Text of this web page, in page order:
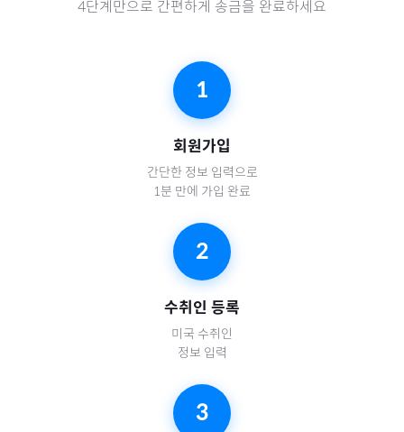
4단계만으로 간편하게 송금을 완료하세요
1
회원가입
간단한 정보 입력으로
1분 만에 가입 완료
2
수취인 등록
미국 수취인
정보 입력
3